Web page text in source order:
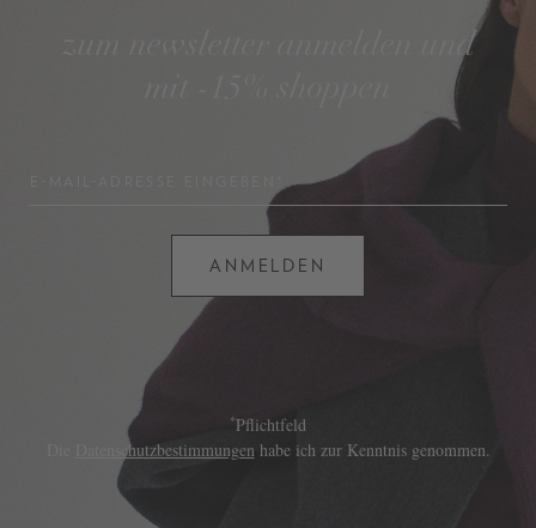
zum newsletter anmelden und
ANMELDEN
*Pflichtfeld
Datenschutzbestimmungen habe ich zur Kenntnis genommen.